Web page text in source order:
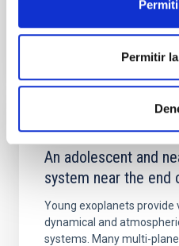
Permitir
NÚMERO DE CITAS 7
CON ÁRBITRO
An adolescent and
system near the end
Young exoplanets
dynamical and
systems. Many multi-